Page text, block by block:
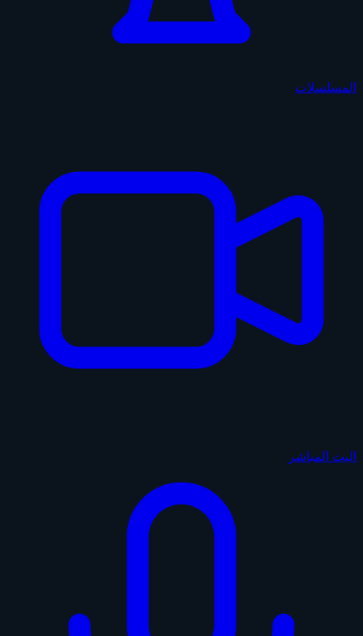
المسلسلات
البث المباشر